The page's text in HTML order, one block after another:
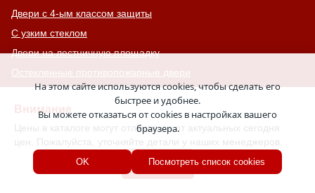
Внимание
Цены в каталоге могут отличаться от актуальных сегодня
цен. Пожалуйста, уточняйте детали у наших менеджеров.
Хорошо
Двери с 4-ым классом защиты
С узким стеклом
Двери на лестничную площадку
Остекленные противопожарные двери
С тонированным стеклом
С остекленной фрамугой
Усиленные
С большим стеклом
С широкими наличниками
На этом сайте используются cookies, чтобы сделать его
быстрее и удобнее.
Вы можете отказаться от cookies в настройках вашего
браузера.
OK Посмотреть список cookies